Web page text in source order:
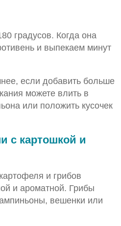
градусов. Когда она
и выпекаем минут
если добавить больше
можете влить в
или положить кусочек
с картошкой и
и грибов
и ароматной. Грибы
вешенки или